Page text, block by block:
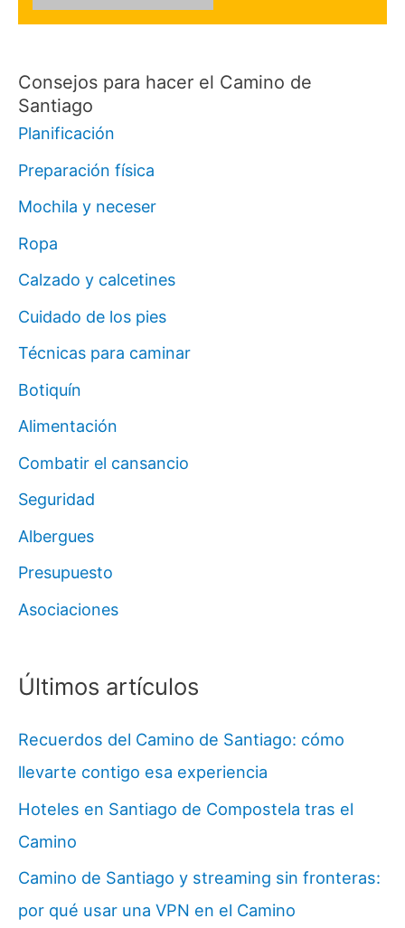
Consejos para hacer el Camino de
Santiago
Planificación
Preparación física
Mochila y neceser
Ropa
Calzado y calcetines
Cuidado de los pies
Técnicas para caminar
Botiquín
Alimentación
Combatir el cansancio
Seguridad
Albergues
Presupuesto
Asociaciones
Últimos artículos
Recuerdos del Camino de Santiago: cómo
llevarte contigo esa experiencia
Hoteles en Santiago de Compostela tras el
Camino
Camino de Santiago y streaming sin fronteras:
por qué usar una VPN en el Camino